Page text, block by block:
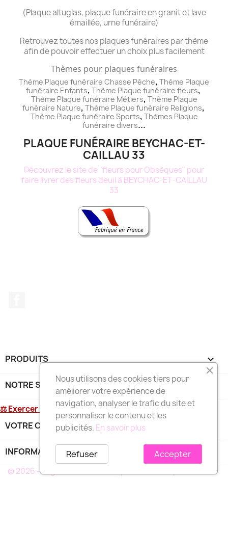
(Plaque altuglas, plaque funéraire en granit et lave
émaillée, urne funéraire)
Retrouvez toutes nos plaques funéraires par thème
afin de pouvoir effectuer un choix plus facilement
Thèmes pour plaques funéraires
Thème Plaque funéraire Chasse Pêche, Thème Plaque
funéraire Enfants, Thème Plaque funéraire fleurs,
Thème Plaque funéraire Métiers, Thème Plaque
funéraire Nature, Thème Plaque funéraire Religions,
Thème Plaque funéraire Sports, Thèmes Plaque
funéraire divers...
PLAQUE FUNÉRAIRE BEYCHAC-ET-
CAILLAU 33
Découvrez le site de "fleurs pour Obsèques" pour
faire livrer des fleurs deuil à BEYCHAC-ET-CAILLAU
33
PRODUITS 
NOTRE SOCIÉTÉ
⚖ Exercer mon droit de rétractation
VOTRE COMPTE
INFORMATIONS
© 2026 - Logiciel e-commerce par PrestaShop™
Nous utilisons des cookies tiers pour
améliorer votre expérience de
navigation, analyser le trafic du site et
personnaliser le contenu et les
publicités. En savoir plus
Accepter
Refuser